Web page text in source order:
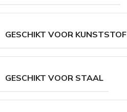
GESCHIKT VOOR KUNSTSTOF
GESCHIKT VOOR STAAL